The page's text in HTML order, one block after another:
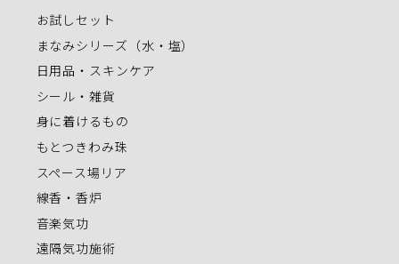
お試しセット
まなみシリーズ（水・塩）
日用品・スキンケア
シール・雑貨
身に着けるもの
もとつきわみ珠
スペース場リア
線香・香炉
音楽気功
遠隔気功施術